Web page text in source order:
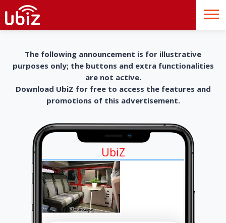
The following announcement is for illustrative
purposes only; the buttons and extra functionalities
are not active.
Download UbiZ for free to access the features and
promotions of this advertisement.
UbiZ